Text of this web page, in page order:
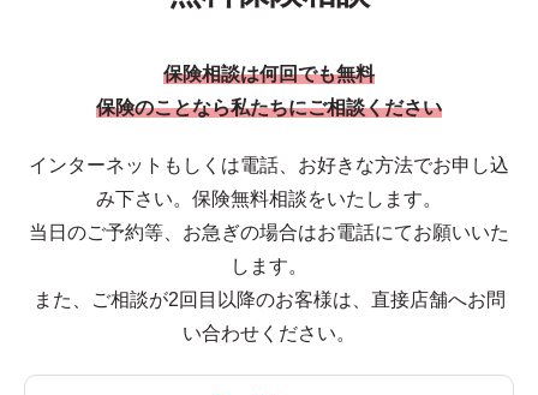
保険相談は何回でも無料
保険のことなら私たちにご相談ください
インターネットもしくは電話、お好きな方法でお申し込
み下さい。保険無料相談をいたします。
当日のご予約等、お急ぎの場合はお電話にてお願いいた
します。
また、ご相談が2回目以降のお客様は、直接店舗へお問
い合わせください。